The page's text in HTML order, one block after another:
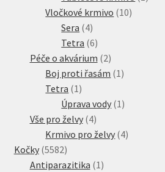
Vločkové krmivo 1010
Sera 44
produkty
Tetra 66
produktů
Péče o akvárium 22
produkty
Boj proti řasám 1 1
Tetra 1 1
produkt
Úprava vody 1 1
Vše pro želvy 44
produkty
Krmivo pro želvy 44
Kočky 55825582
produktů
Antiparazitika 1 1